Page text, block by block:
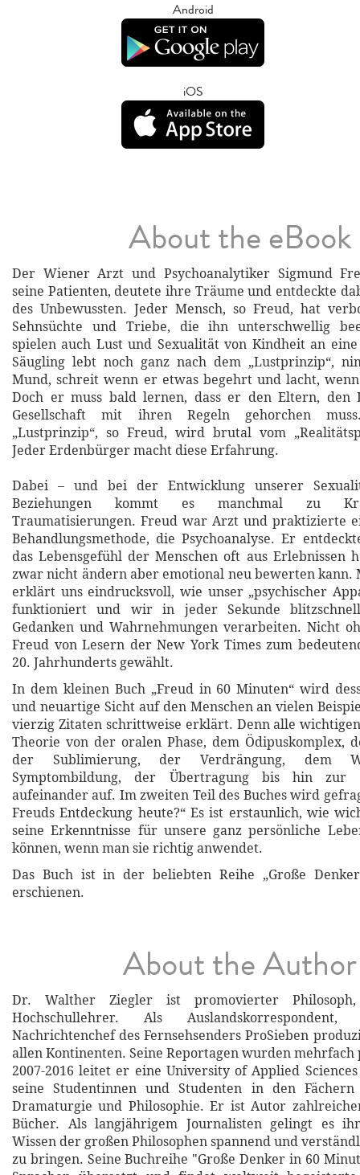
Android
iOS
About the eBook
Der Wiener Arzt und Psychoanalytiker Sigmund
seine Patienten, deutete ihre Träume und entdeckte
des Unbewussten. Jeder Mensch, so Freud, hat
Sehnsüchte und Triebe, die ihn unterschwellig
spielen auch Lust und Sexualität von Kindheit an
Säugling lebt noch ganz nach dem „Lustprinzip“,
Mund, schreit wenn er etwas begehrt und lacht,
Doch er muss bald lernen, dass er den Eltern, den
Gesellschaft mit ihren Regeln gehorchen
„Lustprinzip“, so Freud, wird brutal vom
Jeder Erdenbürger macht diese Erfahrung.
Dabei – und bei der Entwicklung unserer
Beziehungen kommt es manchmal zu
Traumatisierungen. Freud war Arzt und praktizierte
Behandlungsmethode, die Psychoanalyse. Er
das Lebensgefühl der Menschen oft aus Erlebnissen
zwar nicht ändern aber emotional neu bewerten kann.
erklärt uns eindrucksvoll, wie unser „psychischer
funktioniert und wir in jeder Sekunde
Gedanken und Wahrnehmungen verarbeiten. Nicht
Freud von Lesern der New York Times zum
20. Jahrhunderts gewählt.
In dem kleinen Buch „Freud in 60 Minuten“ wird
und neuartige Sicht auf den Menschen an vielen
vierzig Zitaten schrittweise erklärt. Denn alle
Theorie von der oralen Phase, dem Ödipuskomplex,
der Sublimierung, der Verdrängung, dem
Symptombildung, der Übertragung bis hin zur
aufeinander auf. Im zweiten Teil des Buches wird
Freuds Entdeckung heute?“ Es ist erstaunlich, wie
seine Erkenntnisse für unsere ganz persönliche
können, wenn man sie richtig anwendet.
Das Buch ist in der beliebten Reihe „Große
erschienen.
About the Author
Dr. Walther Ziegler ist promovierter
Hochschullehrer. Als
Nachrichtenchef des Fernsehsenders ProSieben
allen Kontinenten. Seine Reportagen wurden mehrfach
2007-2016 leitet er eine University of Applied
seine Studentinnen und Studenten in den Fächern
Dramaturgie und Philosophie. Er ist Autor
Bücher. Als langjährigem Journalisten gelingt es
Wissen der großen Philosophen spannend und
zu bringen. Seine Buchreihe "Große Denker in 60